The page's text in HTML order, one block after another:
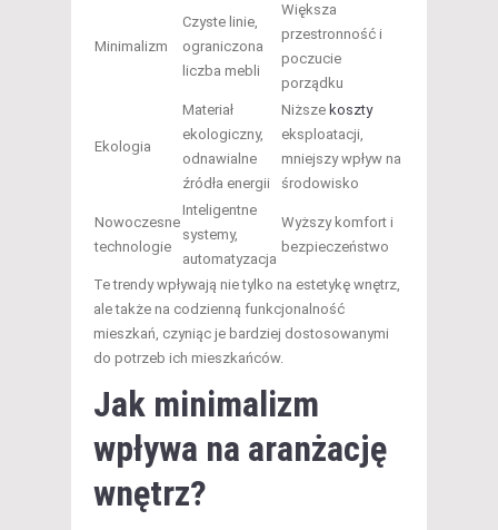
Minimalizm
Czyste linie,
ograniczona
liczba mebli
Większa
przestronność i
poczucie
porządku
Ekologia
Materiał
ekologiczny,
odnawialne
źródła energii
Niższe koszty
eksploatacji,
mniejszy wpływ na
środowisko
Nowoczesne
technologie
Inteligentne
systemy,
automatyzacja
Wyższy komfort i
bezpieczeństwo
Te trendy wpływają nie tylko na estetykę wnętrz,
ale także na codzienną funkcjonalność
mieszkań, czyniąc je bardziej dostosowanymi
do potrzeb ich mieszkańców.
Jak minimalizm
wpływa na aranżację
wnętrz?